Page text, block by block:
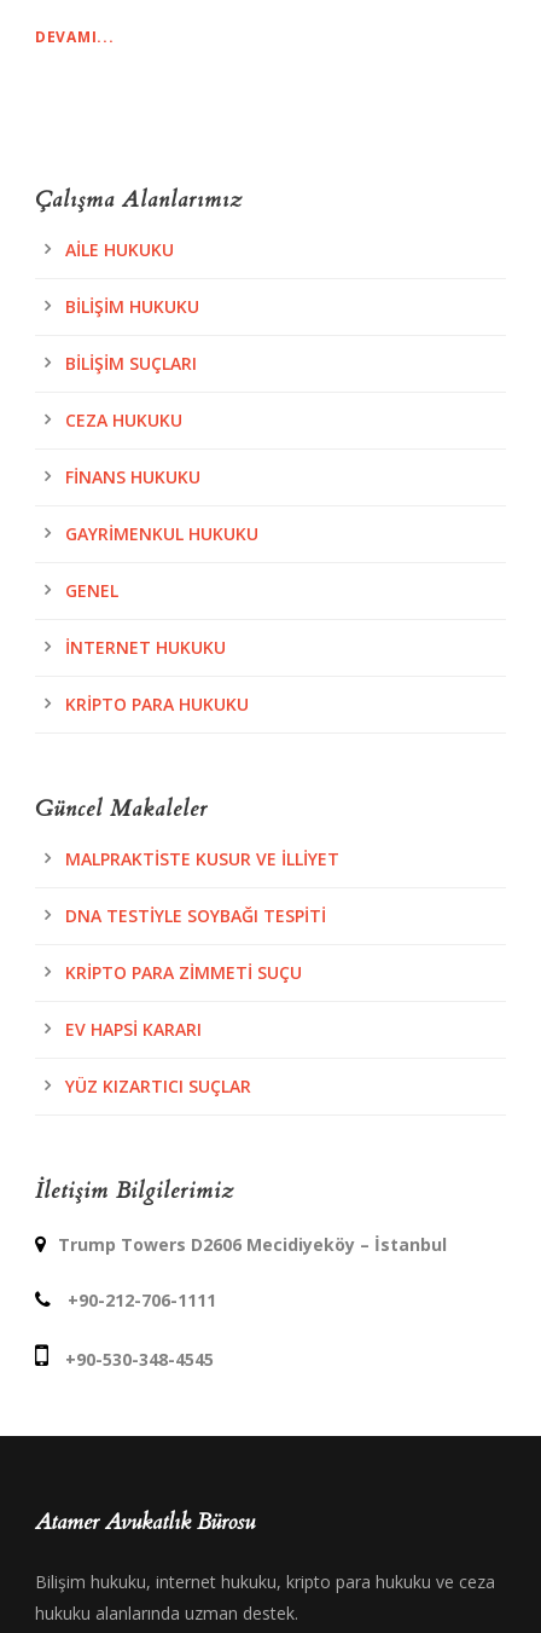
DEVAMI...
Çalışma Alanlarımız
AILE HUKUKU
BILIŞIM HUKUKU
BILIŞIM SUÇLARI
CEZA HUKUKU
FINANS HUKUKU
GAYRIMENKUL HUKUKU
GENEL
İNTERNET HUKUKU
KRIPTO PARA HUKUKU
Güncel Makaleler
MALPRAKTISTE KUSUR VE İLLIYET
DNA TESTIYLE SOYBAĞI TESPITI
KRIPTO PARA ZIMMETI SUÇU
EV HAPSI KARARI
YÜZ KIZARTICI SUÇLAR
İletişim Bilgilerimiz
Trump Towers D2606 Mecidiyeköy – İstanbul
+90-212-706-1111
+90-530-348-4545
Atamer Avukatlık Bürosu
Bilişim hukuku, internet hukuku, kripto para hukuku ve ceza
hukuku alanlarında uzman destek.